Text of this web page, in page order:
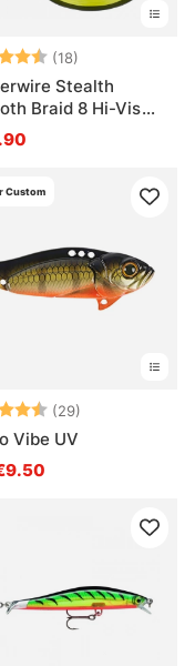
(18)
Stealth
Braid 8 Hi-Vis
Custom
(29)
Vibe UV